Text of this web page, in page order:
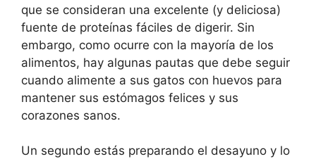
que se consideran una excelente (y deliciosa)
fuente de proteínas fáciles de digerir. Sin
embargo, como ocurre con la mayoría de los
alimentos, hay algunas pautas que debe seguir
cuando alimente a sus gatos con huevos para
mantener sus estómagos felices y sus
corazones sanos.
Un segundo estás preparando el desayuno y lo